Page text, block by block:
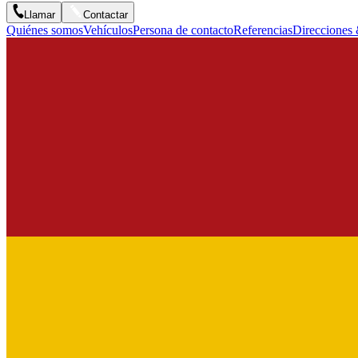
Llamar Contactar
Quiénes somosVehículosPersona de contactoReferenciasDirecciones